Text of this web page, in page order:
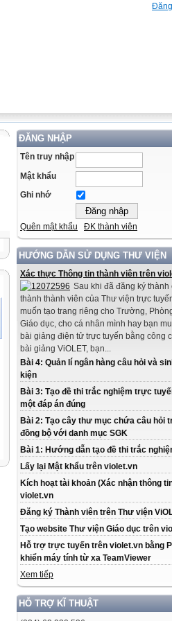
ĐĂNG NHẬP
Tên truy nhập
Mật khẩu
Ghi nhớ
Quên mật khẩu ĐK thành viên
HƯỚNG DẪN SỬ DỤNG THƯ VIỆN
Xác thực Thông tin thành viên trên
Sau khi đã đăng ký thành
thành thành viên của Thư viện trực
muốn tạo trang riêng cho Trường,
Giáo dục, cho cá nhân mình hay bạn
bài giảng điện tử trực tuyến bằng công
bài giảng ViOLET, bạn...
Bài 4: Quản lí ngân hàng câu hỏi và
kiện
Bài 3: Tạo đề thi trắc nghiệm trực
một đáp án đúng
Bài 2: Tạo cây thư mục chứa câu hỏi
đồng bộ với danh mục SGK
Bài 1: Hướng dẫn tạo đề thi trắc
Lấy lại Mật khẩu trên violet.vn
Kích hoạt tài khoản (Xác nhận thông
violet.vn
Đăng ký Thành viên trên Thư viện
Tạo website Thư viện Giáo dục trên
Hỗ trợ trực tuyến trên violet.vn bằng
khiển máy tính từ xa TeamViewer
Xem tiếp
HỖ TRỢ KĨ THUẬT